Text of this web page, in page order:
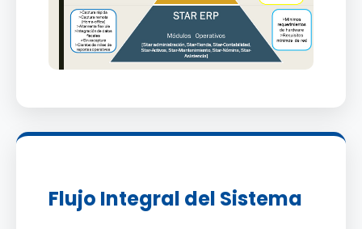
Flujo Integral del Sistema